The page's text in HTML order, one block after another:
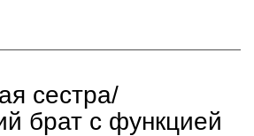
сестра/
брат с функцией